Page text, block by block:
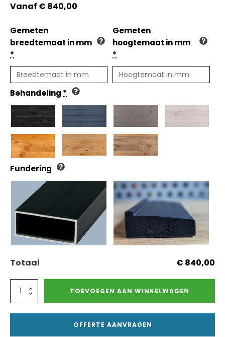
Vanaf € 840,00
Gemeten
breedtemaat in mm
*
Gemeten
hoogtemaat in mm
*
Behandeling *
Fundering
Totaal € 840,00
Vast
TOEVOEGEN AAN WINKELWAGEN
OFFERTE AANVRAGEN